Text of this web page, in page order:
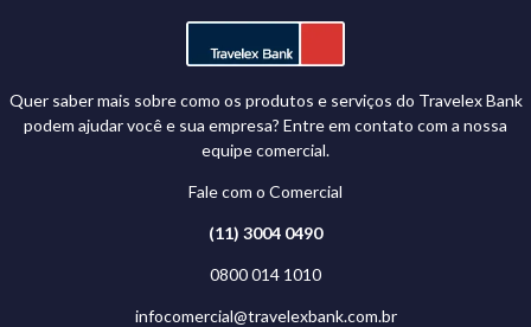
Quer saber mais sobre como os produtos e serviços do Travelex Bank
podem ajudar você e sua empresa? Entre em contato com a nossa
equipe comercial.
Fale com o Comercial
(11) 3004 0490
0800 014 1010
infocomercial@travelexbank.com.br